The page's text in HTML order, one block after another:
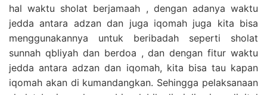
hal waktu sholat berjamaah , dengan adanya waktu
jedda antara adzan dan juga iqomah juga kita bisa
menggunakannya untuk beribadah seperti sholat
sunnah qbliyah dan berdoa , dan dengan fitur waktu
jedda antara adzan dan iqomah, kita bisa tau kapan
iqomah akan di kumandangkan. Sehingga pelaksanaan